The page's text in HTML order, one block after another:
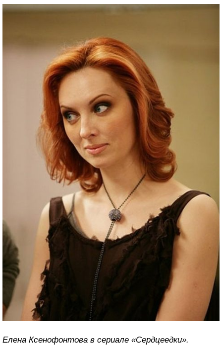
Елена Ксенофонтова в сериале «Сердцеедки».